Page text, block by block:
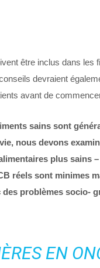
être inclus dans les
devraient
avant de
sains sont
nous devons
plus sains
réels sont minimes
problèmes socio-
EN